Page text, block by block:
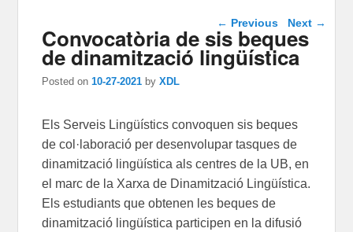
Post navigation
← Previous Next →
Convocatòria de sis beques
de dinamització lingüística
Posted on10-27-2021 byXDL
Els Serveis Lingüístics convoquen sis beques
de col·laboració per desenvolupar tasques de
dinamització lingüística als centres de la UB, en
el marc de la Xarxa de Dinamització Lingüística.
Els estudiants que obtenen les beques de
dinamització lingüística participen en la difusió